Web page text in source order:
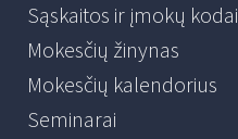
Sąskaitos ir įmokų kodai
Mokesčių žinynas
Mokesčių kalendorius
Seminarai